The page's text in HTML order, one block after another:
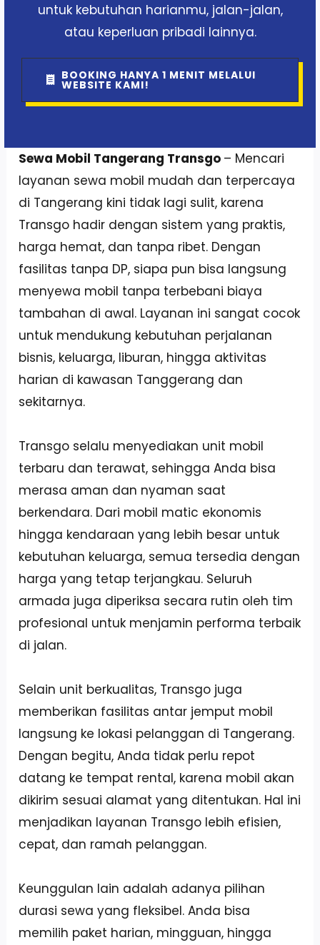
untuk kebutuhan harianmu, jalan-jalan,
atau keperluan pribadi lainnya.
BOOKING HANYA 1 MENIT MELALUI
WEBSITE KAMI!
Sewa Mobil Tangerang Transgo – Mencari
layanan sewa mobil mudah dan terpercaya
di Tangerang kini tidak lagi sulit, karena
Transgo hadir dengan sistem yang praktis,
harga hemat, dan tanpa ribet. Dengan
fasilitas tanpa DP, siapa pun bisa langsung
menyewa mobil tanpa terbebani biaya
tambahan di awal. Layanan ini sangat cocok
untuk mendukung kebutuhan perjalanan
bisnis, keluarga, liburan, hingga aktivitas
harian di kawasan Tanggerang dan
sekitarnya.
Transgo selalu menyediakan unit mobil
terbaru dan terawat, sehingga Anda bisa
merasa aman dan nyaman saat
berkendara. Dari mobil matic ekonomis
hingga kendaraan yang lebih besar untuk
kebutuhan keluarga, semua tersedia dengan
harga yang tetap terjangkau. Seluruh
armada juga diperiksa secara rutin oleh tim
profesional untuk menjamin performa terbaik
di jalan.
Selain unit berkualitas, Transgo juga
memberikan fasilitas antar jemput mobil
langsung ke lokasi pelanggan di Tangerang.
Dengan begitu, Anda tidak perlu repot
datang ke tempat rental, karena mobil akan
dikirim sesuai alamat yang ditentukan. Hal ini
menjadikan layanan Transgo lebih efisien,
cepat, dan ramah pelanggan.
Keunggulan lain adalah adanya pilihan
durasi sewa yang fleksibel. Anda bisa
memilih paket harian, mingguan, hingga